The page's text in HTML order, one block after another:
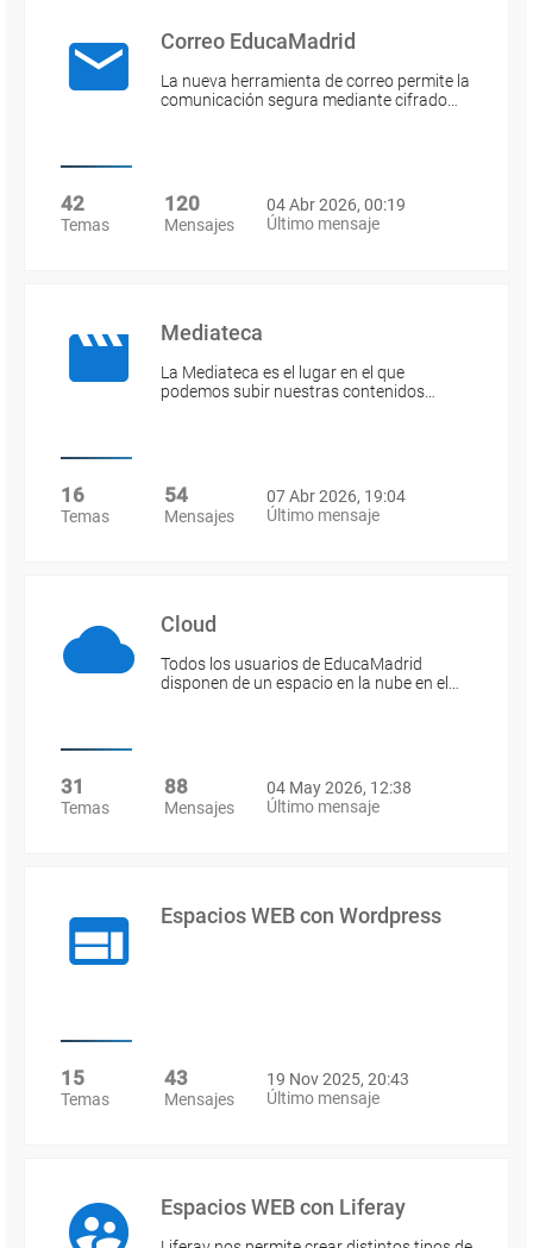
Correo EducaMadrid
La nueva herramienta de correo permite la
comunicación segura mediante cifrado…
42
Temas
120
Mensajes
04 Abr 2026, 00:19
Último mensaje
Mediateca
La Mediateca es el lugar en el que
podemos subir nuestras contenidos…
16
Temas
54
Mensajes
07 Abr 2026, 19:04
Último mensaje
Cloud
Todos los usuarios de EducaMadrid
disponen de un espacio en la nube en el…
31
Temas
88
Mensajes
04 May 2026, 12:38
Último mensaje
Espacios WEB con Wordpress
15
Temas
43
Mensajes
19 Nov 2025, 20:43
Último mensaje
Espacios WEB con Liferay